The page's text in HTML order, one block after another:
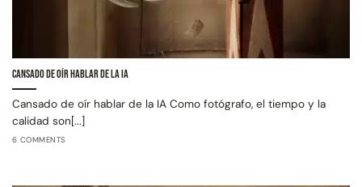
Cansado de oír hablar de la IA
Cansado de oír hablar de la IA Como fotógrafo, el tiempo y la
calidad son[...]
6 COMMENTS